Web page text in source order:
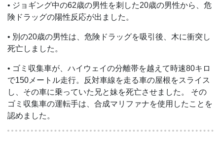
• ジョギング中の62歳の男性を刺した20歳の男性から、危
険ドラッグの陽性反応が出ました。
• 別の20歳の男性は、危険ドラッグを吸引後、木に衝突し
死亡しました。
• ゴミ収集車が、ハイウェイの分離帯を越えて時速80キロ
で150メートル走行。反対車線を走る車の屋根をスライス
し、その車に乗っていた兄と妹を死亡させました。 その
ゴミ収集車の運転手は、合成マリファナを使用したことを
認めました。